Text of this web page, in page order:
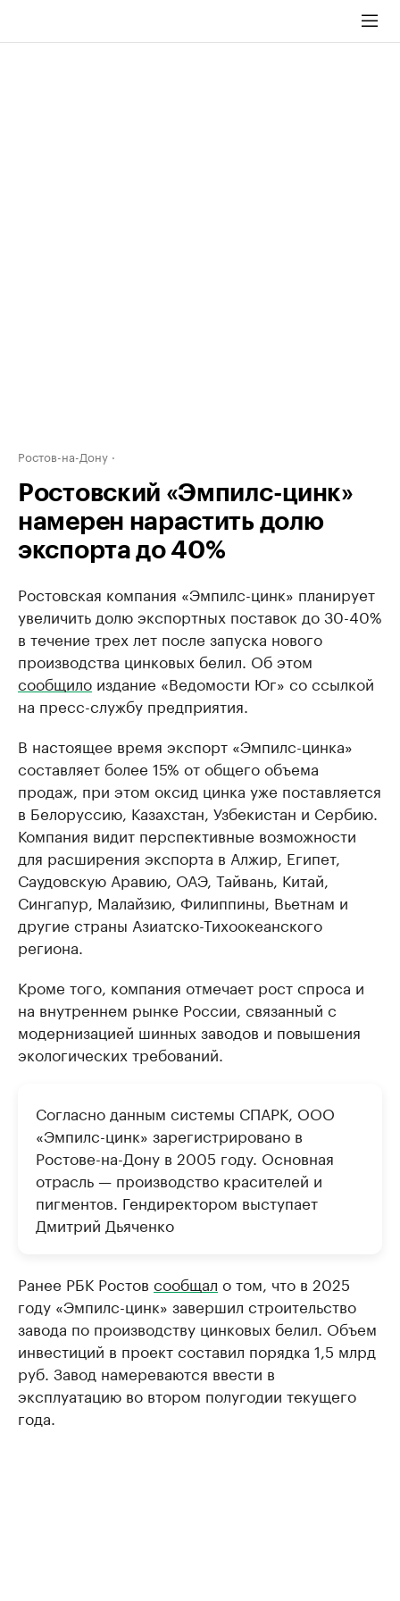
Ростов-на-Дону
Ростовский «Эмпилс-цинк»
намерен нарастить долю
экспорта до 40%
Ростовская компания «Эмпилс-цинк» планирует
увеличить долю экспортных поставок до 30-40%
в течение трех лет после запуска нового
производства цинковых белил. Об этом
сообщило издание «Ведомости Юг» со ссылкой
на пресс-службу предприятия.
В настоящее время экспорт «Эмпилс-цинка»
составляет более 15% от общего объема
продаж, при этом оксид цинка уже поставляется
в Белоруссию, Казахстан, Узбекистан и Сербию.
Компания видит перспективные возможности
для расширения экспорта в Алжир, Египет,
Саудовскую Аравию, ОАЭ, Тайвань, Китай,
Сингапур, Малайзию, Филиппины, Вьетнам и
другие страны Азиатско-Тихоокеанского
региона.
Кроме того, компания отмечает рост спроса и
на внутреннем рынке России, связанный с
модернизацией шинных заводов и повышения
экологических требований.
Согласно данным системы СПАРК, ООО
«Эмпилс-цинк» зарегистрировано в
Ростове-на-Дону в 2005 году. Основная
отрасль — производство красителей и
пигментов. Гендиректором выступает
Дмитрий Дьяченко
Ранее РБК Ростов сообщал о том, что в 2025
году «Эмпилс-цинк» завершил строительство
завода по производству цинковых белил. Объем
инвестиций в проект составил порядка 1,5 млрд
руб. Завод намереваются ввести в
эксплуатацию во втором полугодии текущего
года.